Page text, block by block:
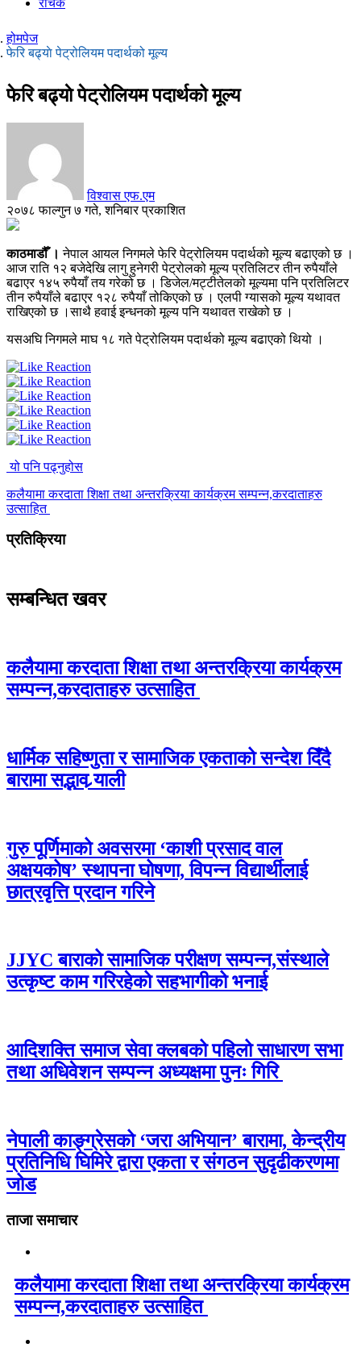
रोचक
होमपेज
फेरि बढ्याे पेट्रोलियम पदार्थको मूल्य
फेरि बढ्याे पेट्रोलियम पदार्थको मूल्य
विश्वास एफ.एम
२०७८ फाल्गुन ७ गते, शनिबार प्रकाशित
काठमाडौँ ।नेपाल आयल निगमले फेरि पेट्रोलियम पदार्थको मूल्य बढाएको छ ।
आज राति १२ बजेदेखि लागु हुनेगरी पेट्रोलको मूल्य प्रतिलिटर तीन रुपैयाँले
बढाएर १४५ रुपैयाँ तय गरेको छ । डिजेल/मट्टीतेलको मूल्यमा पनि प्रतिलिटर
तीन रुपैयाँले बढाएर १२८ रुपैयाँ तोकिएको छ । एलपी ग्यासको मूल्य यथावत
राखिएको छ ।साथै हवाई इन्धनको मूल्य पनि यथावत राखेको छ ।
यसअघि निगमले माघ १८ गते पेट्रोलियम पदार्थको मूल्य बढाएको थियो ।
यो पनि पढ्नुहोस
कलैयामा करदाता शिक्षा तथा अन्तरक्रिया कार्यक्रम सम्पन्न,करदाताहरु
उत्साहित
प्रतिक्रिया
सम्बन्धित खवर
कलैयामा करदाता शिक्षा तथा अन्तरक्रिया कार्यक्रम
सम्पन्न,करदाताहरु उत्साहित
धार्मिक सहिष्णुता र सामाजिक एकताको सन्देश दिँदै
बारामा सद्भाव र्‍याली
गुरु पूर्णिमाको अवसरमा ‘काशी प्रसाद वाल
अक्षयकोष’ स्थापना घोषणा, विपन्न विद्यार्थीलाई
छात्रवृत्ति प्रदान गरिने
JJYC बाराको सामाजिक परीक्षण सम्पन्न,संस्थाले
उत्कृष्ट काम गरिरहेको सहभागीको भनाई
आदिशक्ति समाज सेवा क्लबको पहिलो साधारण सभा
तथा अधिवेशन सम्पन्न अध्यक्षमा पुनः गिरि
नेपाली काङ्ग्रेसको ‘जरा अभियान’ बारामा, केन्द्रीय
प्रतिनिधि घिमिरे द्वारा एकता र संगठन सुदृढीकरणमा
जोड
ताजा समाचार
कलैयामा करदाता शिक्षा तथा अन्तरक्रिया कार्यक्रम
सम्पन्न,करदाताहरु उत्साहित